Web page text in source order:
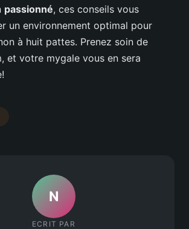
passionné, ces conseils vous
un environnement optimal pour
à huit pattes. Prenez soin de
et votre mygale vous en sera
N
ECRIT PAR